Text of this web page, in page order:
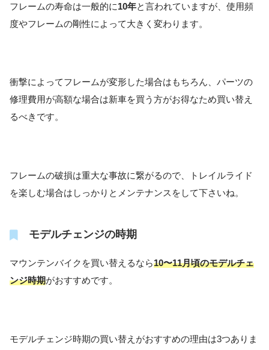
フレームの寿命は一般的に10年と言われていますが、使用頻
度やフレームの剛性によって大きく変わります。
衝撃によってフレームが変形した場合はもちろん、パーツの
修理費用が高額な場合は新車を買う方がお得なため買い替え
るべきです。
フレームの破損は重大な事故に繋がるので、トレイルライド
を楽しむ場合はしっかりとメンテナンスをして下さいね。
モデルチェンジの時期
マウンテンバイクを買い替えるなら10〜11月頃のモデルチェ
ンジ時期がおすすめです。
モデルチェンジ時期の買い替えがおすすめの理由は3つありま